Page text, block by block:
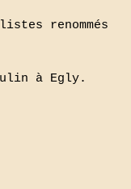
renommés
à Egly.